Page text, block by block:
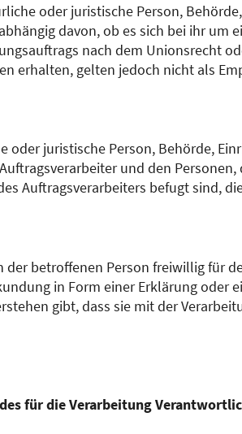
oder juristische Person,
davon, ob es sich bei ihr um
nach dem Unionsrecht
erhalten, gelten jedoch nicht als
oder juristische Person, Behörde,
und den
Auftragsverarbeiters befugt sind,
der betroffenen Person freiwillig für
in Form einer Erklärung
gibt, dass sie mit der
für die Verarbeitung